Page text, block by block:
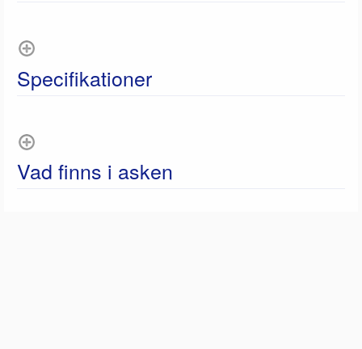
Specifikationer
Vad finns i asken